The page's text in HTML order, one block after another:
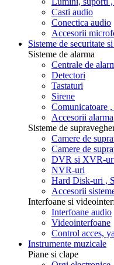
Casti audio
Conectica audio
Accesorii
Sisteme de securitate
Sisteme de alarma
Centrale de
Detectori
Tastaturi
Sirene
Comunicatoare
Accesorii alarma
Sisteme de
Camere de
Camere de
DVR si XVR-
NVR-uri
Hard Disk-uri ,
Accesorii
Interfoane si
Interfoane audio
Videointerfoane
Control acces,
Instrumente muzicale
Piane si clape